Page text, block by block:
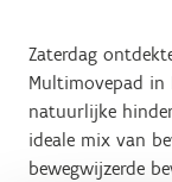
Zaterdag
Multimovepad in
natuurlijke
ideale mix van
bewegwijzerde